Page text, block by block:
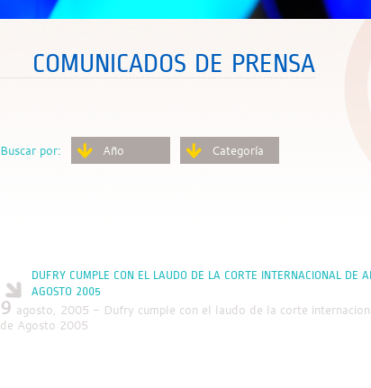
COMUNICADOS DE PRENSA
Buscar por: Año Categoría
DUFRY CUMPLE CON EL LAUDO DE LA CORTE INTERNACIONAL DE
AGOSTO 2005
9 agosto, 2005 - Dufry cumple con el laudo de la corte
de Agosto 2005